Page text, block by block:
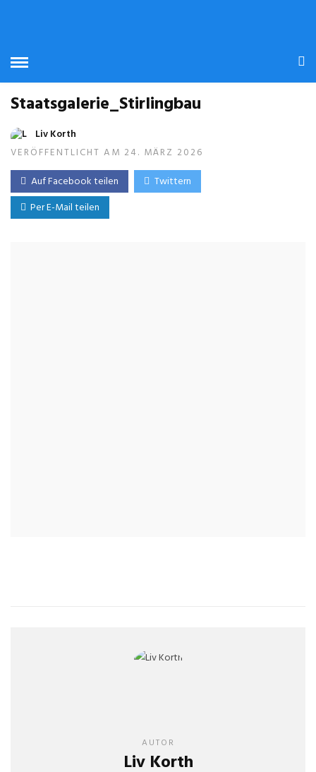
Staatsgalerie_Stirlingbau
Liv Korth
VERÖFFENTLICHT AM 24. MÄRZ 2026
Auf Facebook teilen
Twittern
Per E-Mail teilen
AUTOR
Liv Korth